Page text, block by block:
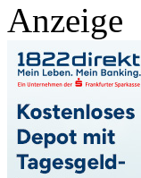
Anzeige